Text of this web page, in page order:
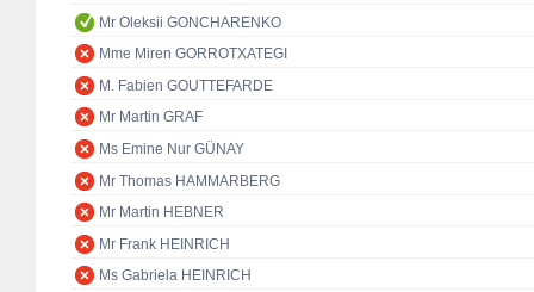
Mr Oleksii GONCHARENKO
Mme Miren GORROTXATEGI
M. Fabien GOUTTEFARDE
Mr Martin GRAF
Ms Emine Nur GÜNAY
Mr Thomas HAMMARBERG
Mr Martin HEBNER
Mr Frank HEINRICH
Ms Gabriela HEINRICH